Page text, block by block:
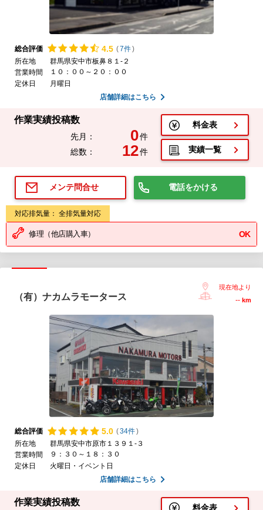
総合評価 4.5 (7件)
所在地
群馬県安中市板鼻８１-２
営業時間
１０：００～２０：００
定休日
月曜日
店舗詳細はこちら
作業実績投稿数
先月： 0件
総数：
12件
料金表
実績一覧
メンテ問合せ 電話をかける
対応排気量： 全排気量対応
修理（他店購入車） OK
（有）ナカムラモータース
現在地より
-- km
総合評価 5.0 (34件)
所在地
群馬県安中市原市１３９１-３
営業時間
９：３０～１８：３０
定休日
火曜日・イベント日
店舗詳細はこちら
作業実績投稿数
料金表